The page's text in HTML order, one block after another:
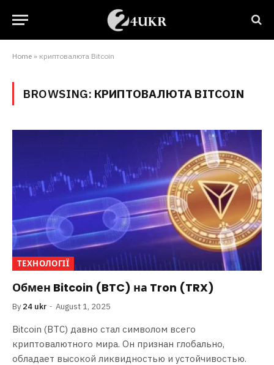
Home » криптовалюта Bitcoin
BROWSING: КРИПТОВАЛЮТА BITCOIN
ТЕХНОЛОГІЇ
Обмен Bitcoin (BTC) на Tron (TRX)
By 24 ukr August 1, 2025
Bitcoin (BTC) давно стал символом всего
криптовалютного мира. Он признан глобально,
обладает высокой ликвидностью и устойчивостью.